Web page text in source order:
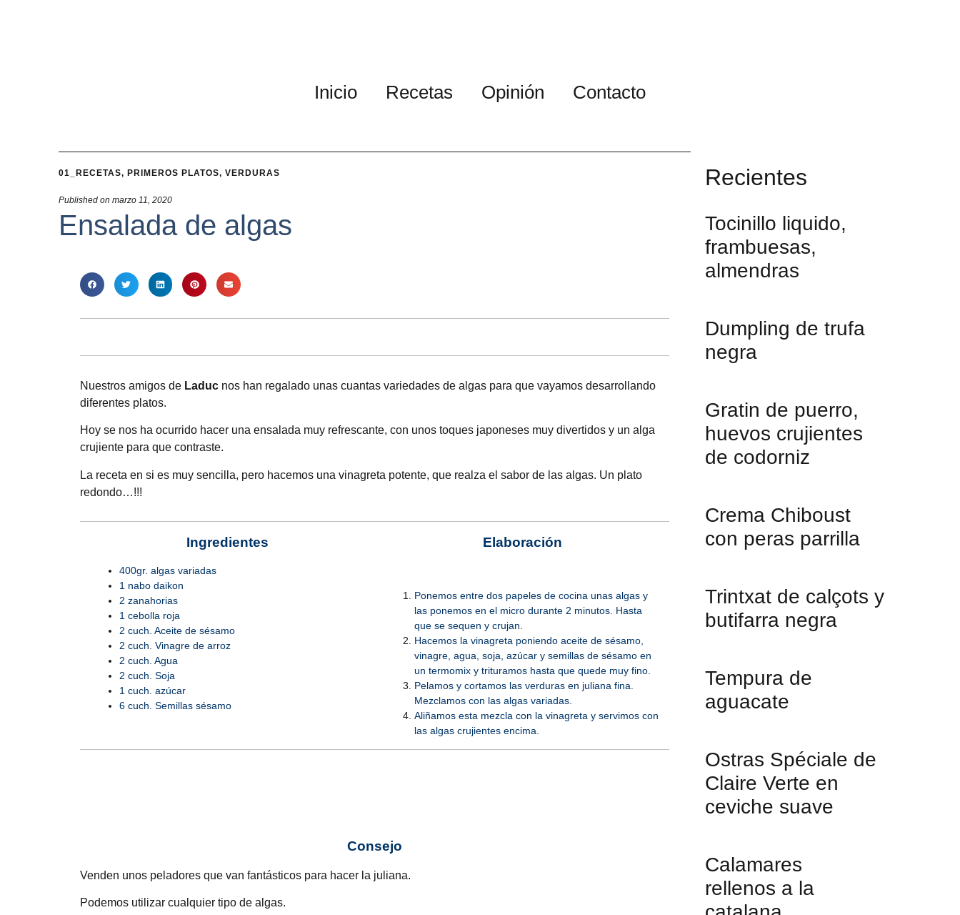
Inicio Recetas Opinión Contacto
01_RECETAS, PRIMEROS PLATOS, VERDURAS
Published on marzo 11, 2020
Ensalada de algas
Nuestros amigos de Laduc nos han regalado unas cuantas variedades de algas para que vayamos desarrollando
diferentes platos.
Hoy se nos ha ocurrido hacer una ensalada muy refrescante, con unos toques japoneses muy divertidos y un alga
crujiente para que contraste.
La receta en si es muy sencilla, pero hacemos una vinagreta potente, que realza el sabor de las algas. Un plato
redondo…!!!
Ingredientes
400gr. algas variadas
1 nabo daikon
2 zanahorias
1 cebolla roja
2 cuch. Aceite de sésamo
2 cuch. Vinagre de arroz
2 cuch. Agua
2 cuch. Soja
1 cuch. azúcar
6 cuch. Semillas sésamo
Elaboración
Ponemos entre dos papeles de cocina unas algas y
las ponemos en el micro durante 2 minutos. Hasta
que se sequen y crujan.
Hacemos la vinagreta poniendo aceite de sésamo,
vinagre, agua, soja, azúcar y semillas de sésamo en
un termomix y trituramos hasta que quede muy fino.
Pelamos y cortamos las verduras en juliana fina.
Mezclamos con las algas variadas.
Aliñamos esta mezcla con la vinagreta y servimos con
las algas crujientes encima.
Consejo
Venden unos peladores que van fantásticos para hacer la juliana.
Podemos utilizar cualquier tipo de algas.
Recientes
Tocinillo liquido,
frambuesas,
almendras
Dumpling de trufa
negra
Gratin de puerro,
huevos crujientes
de codorniz
Crema Chiboust
con peras parrilla
Trintxat de calçots y
butifarra negra
Tempura de
aguacate
Ostras Spéciale de
Claire Verte en
ceviche suave
Calamares
rellenos a la